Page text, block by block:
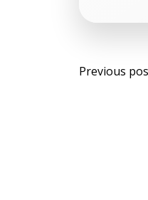
Post
Previous